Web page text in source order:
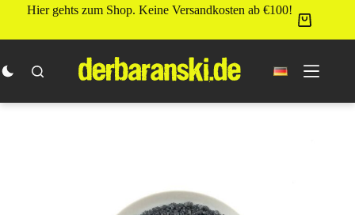
Hier gehts zum Shop. Keine Versandkosten ab €100!